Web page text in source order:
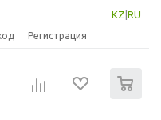
KZ RU
Регистрация